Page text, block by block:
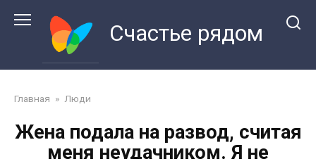
Счастье рядом
Главная » Люди
Жена подала на развод, считая
меня неудачником. Я не